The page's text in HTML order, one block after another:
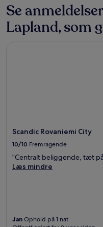
Se
Lapland, som
Scandic Rovaniemi City
10/10 Fremragende
"Centralt beliggende, tæt
Læs mindre
Jan Ophold på 1 nat